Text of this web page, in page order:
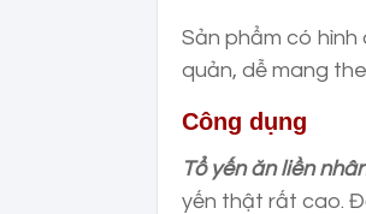
Sản phẩm có hình
quản, dễ mang
Công dụng
Tổ yến ăn liền
yến thật rất cao.